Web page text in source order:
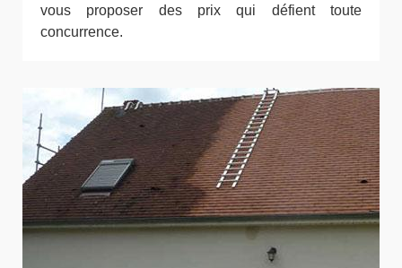
vous proposer des prix qui défient toute
concurrence.